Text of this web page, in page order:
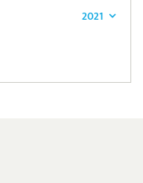
2021